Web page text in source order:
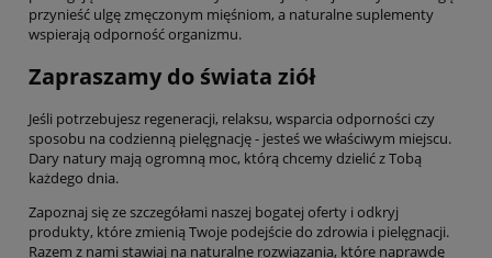
przynieść ulgę zmęczonym mięśniom, a naturalne suplementy
wspierają odporność organizmu.
Zapraszamy do świata ziół
Jeśli potrzebujesz regeneracji, relaksu, wsparcia odporności czy
sposobu na codzienną pielęgnację - jesteś we właściwym miejscu.
Dary natury mają ogromną moc, którą chcemy dzielić z Tobą
każdego dnia.
Zapoznaj się ze szczegółami naszej bogatej oferty i odkryj
produkty, które zmienią Twoje podejście do zdrowia i pielęgnacji.
Razem z nami stawiaj na naturalne rozwiązania, które naprawdę